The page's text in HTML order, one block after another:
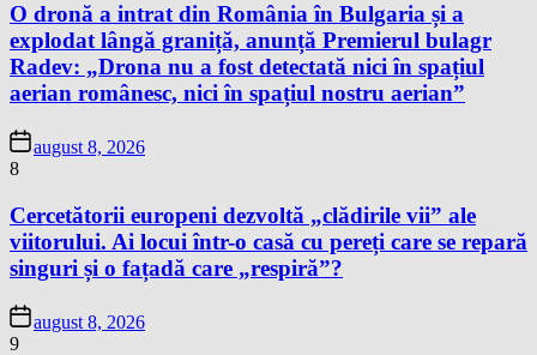
O dronă a intrat din România în Bulgaria și a
explodat lângă graniță, anunță Premierul bulagr
Radev: „Drona nu a fost detectată nici în spațiul
aerian românesc, nici în spațiul nostru aerian”
august 8, 2026
8
Cercetătorii europeni dezvoltă „clădirile vii” ale
viitorului. Ai locui într-o casă cu pereți care se repară
singuri și o fațadă care „respiră”?
august 8, 2026
9